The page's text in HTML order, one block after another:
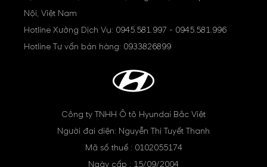
Nội, Việt Nam
Hotline Xưởng Dịch Vụ: 0945.581.997 - 0945.581.996
Hotline Tư vấn bán hàng: 0933826899
Công ty TNHH Ô tô Hyundai Bắc Việt
Người đại diện: Nguyễn Thị Tuyết Thanh
Mã số thuế : 0102055174
Ngày cấp : 15/09/2004